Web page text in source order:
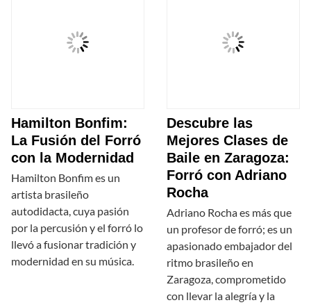
Hamilton Bonfim:
La Fusión del Forró
con la Modernidad
Hamilton Bonfim es un
artista brasileño
autodidacta, cuya pasión
por la percusión y el forró lo
llevó a fusionar tradición y
modernidad en su música.
Descubre las
Mejores Clases de
Baile en Zaragoza:
Forró con Adriano
Rocha
Adriano Rocha es más que
un profesor de forró; es un
apasionado embajador del
ritmo brasileño en
Zaragoza, comprometido
con llevar la alegría y la